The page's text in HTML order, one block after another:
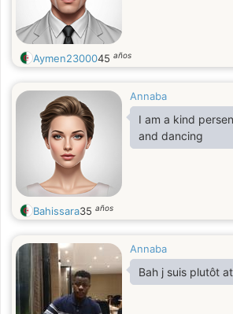
Aymen2300045 años
Annaba
I am a kind
and dancing
Bahissara35 años
Annaba
Bah j suis plutôt